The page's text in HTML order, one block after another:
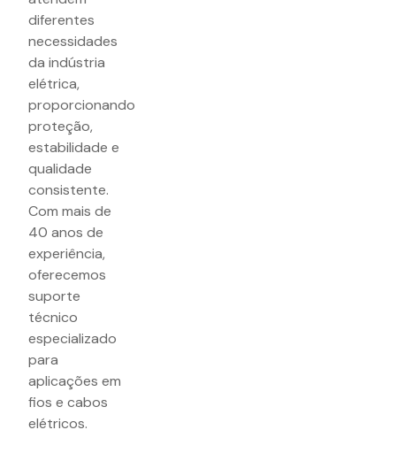
diferentes
necessidades
da indústria
elétrica,
proporcionando
proteção,
estabilidade e
qualidade
consistente.
Com mais de
40 anos de
experiência,
oferecemos
suporte
técnico
especializado
para
aplicações em
fios e cabos
elétricos.